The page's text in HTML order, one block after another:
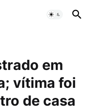
em
vítima foi
de casa